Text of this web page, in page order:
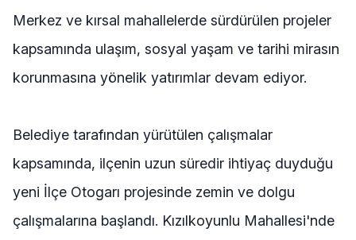
Merkez ve kırsal mahallelerde sürdürülen projeler
kapsamında ulaşım, sosyal yaşam ve tarihi mirasın
korunmasına yönelik yatırımlar devam ediyor.
Belediye tarafından yürütülen çalışmalar
kapsamında, ilçenin uzun süredir ihtiyaç duyduğu
yeni İlçe Otogarı projesinde zemin ve dolgu
çalışmalarına başlandı. Kızılkoyunlu Mahallesi'nde